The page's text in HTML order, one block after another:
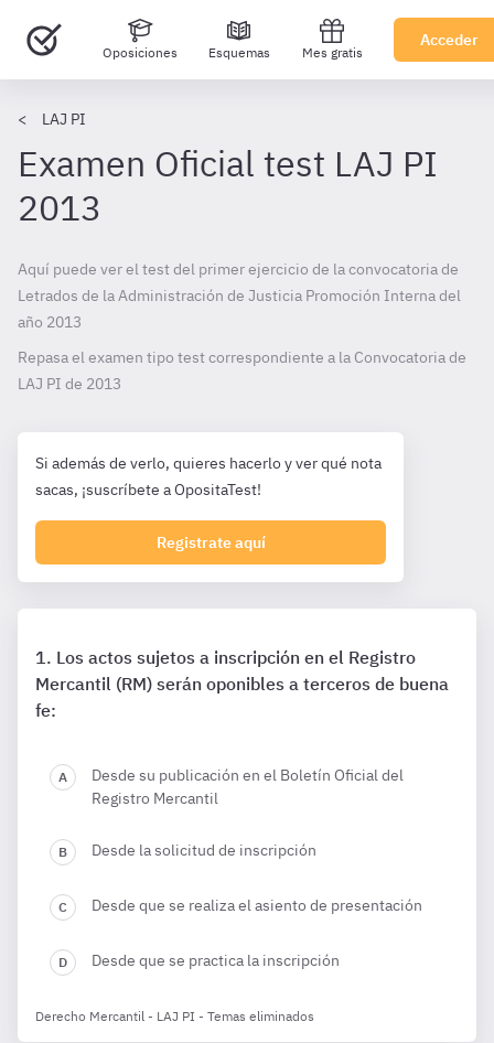
Oposiciones Esquemas Mes gratis
Acceder
LAJ PI
Examen Oficial test LAJ PI
2013
Aquí puede ver el test del primer ejercicio de la convocatoria de
Letrados de la Administración de Justicia Promoción Interna del
año 2013
Repasa el examen tipo test correspondiente a la Convocatoria de
LAJ PI de 2013
Si además de verlo, quieres hacerlo y ver qué nota
sacas, ¡suscríbete a OpositaTest!
Registrate aquí
Los actos sujetos a inscripción en el Registro
Mercantil (RM) serán oponibles a terceros de buena
fe:
Desde su publicación en el Boletín Oficial del
Registro Mercantil
Desde la solicitud de inscripción
Desde que se realiza el asiento de presentación
Desde que se practica la inscripción
Derecho Mercantil - LAJ PI - Temas eliminados